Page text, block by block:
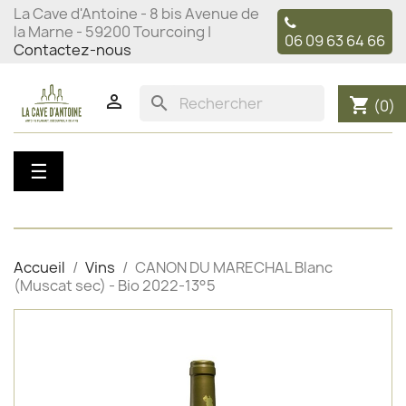
La Cave d'Antoine - 8 bis Avenue de
la Marne - 59200 Tourcoing |
Contactez-nous
06 09 63 64 66
 search shopping_cart (0)
Basculer
la
☰
Accueil Vins
CANON DU MARECHAL Blanc
(Muscat sec) - Bio 2022-13°5